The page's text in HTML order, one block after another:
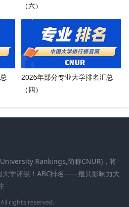
（六）
2026年部分专业大学排名汇总
（四）
Rankings,简称CNUR)，将
大学评级 ！ABC排名——最具影响力大
All rights reserved.